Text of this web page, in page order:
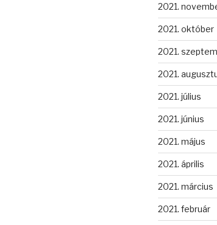
2021.
2021. október
2021.
2021.
2021. július
2021. június
2021. május
2021. április
2021. március
2021. február